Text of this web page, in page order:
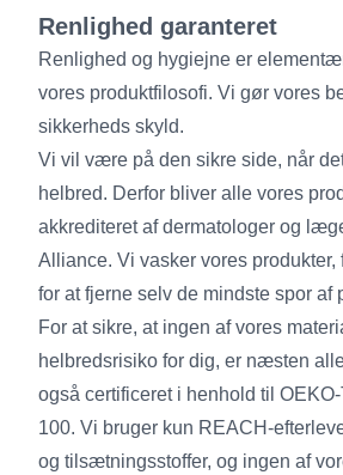
Renlighed garanteret
Renlighed og hygiejne er
vores produktfilosofi. Vi gør vores
sikkerheds skyld.
Vi vil være på den sikre side, når
helbred. Derfor bliver alle vores
akkrediteret af dermatologer og
Alliance. Vi vasker vores produkter,
for at fjerne selv de mindste spor af
For at sikre, at ingen af vores
helbredsrisiko for dig, er næsten
også certificeret i henhold til
100. Vi bruger kun REACH-
og tilsætningsstoffer, og ingen af